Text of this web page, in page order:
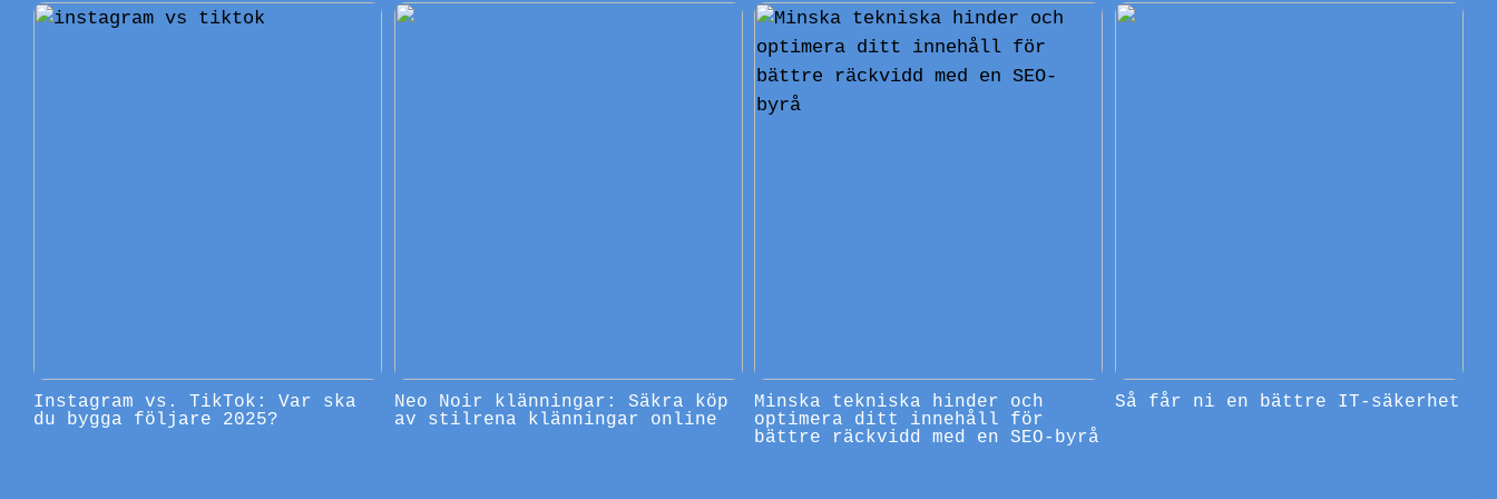
Instagram vs. TikTok: Var ska
du bygga följare 2025?
Neo Noir klänningar: Säkra köp
av stilrena klänningar online
Minska tekniska hinder och
optimera ditt innehåll för
bättre räckvidd med en SEO-byrå
Så får ni en bättre IT-säkerhet